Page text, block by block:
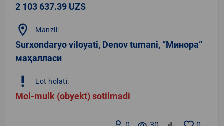
2 103 637.39 UZS
location_on Manzil:
Surxondaryo viloyati, Denov tumani, “Минора”
маҳалласи
priority_high Lot holati:
Mol-mulk (obyekt) sotilmadi